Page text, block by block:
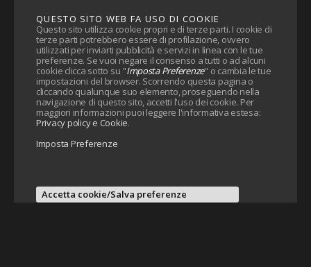
QUESTO SITO WEB FA USO DI COOKIE
Questo sito utilizza cookie propri e di terze parti. I cookie di
terze parti potrebbero essere di profilazione, ovvero
utilizzati per inviarti pubblicità e servizi in linea con le tue
preferenze. Se vuoi negare il consenso a tutti o ad alcuni
cookie clicca sotto su "Imposta Preferenze" o cambia le tue
impostazioni del browser. Scorrendo questa pagina o
cliccando qualunque suo elemento, proseguendo nella
navigazione di questo sito, accetti l'uso dei cookie. Per
maggiori informazioni puoi leggere l'informativa estesa:
Privacy policy e Cookie.
Imposta Preferenze
Accetta cookie/Salva preferenze